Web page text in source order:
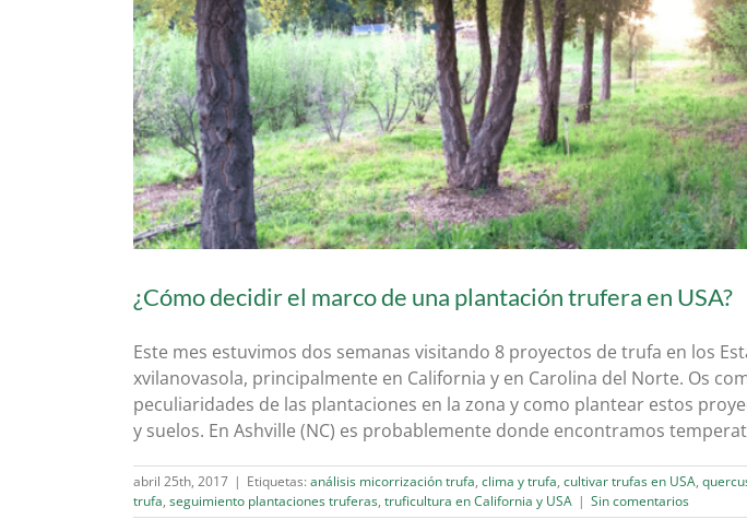
¿Cómo decidir el marco de una plantación trufera en USA?
Este mes estuvimos dos semanas visitando 8 proyectos de trufa en los
xvilanovasola, principalmente en California y en Carolina del Norte. Os
peculiaridades de las plantaciones en la zona y como plantear estos
y suelos. En Ashville (NC) es probablemente donde encontramos
abril 25th, 2017 | Etiquetas: análisis micorrización trufa, clima y trufa, cultivar trufas en USA,
trufa, seguimiento plantaciones truferas, truficultura en California y USA | Sin comentarios